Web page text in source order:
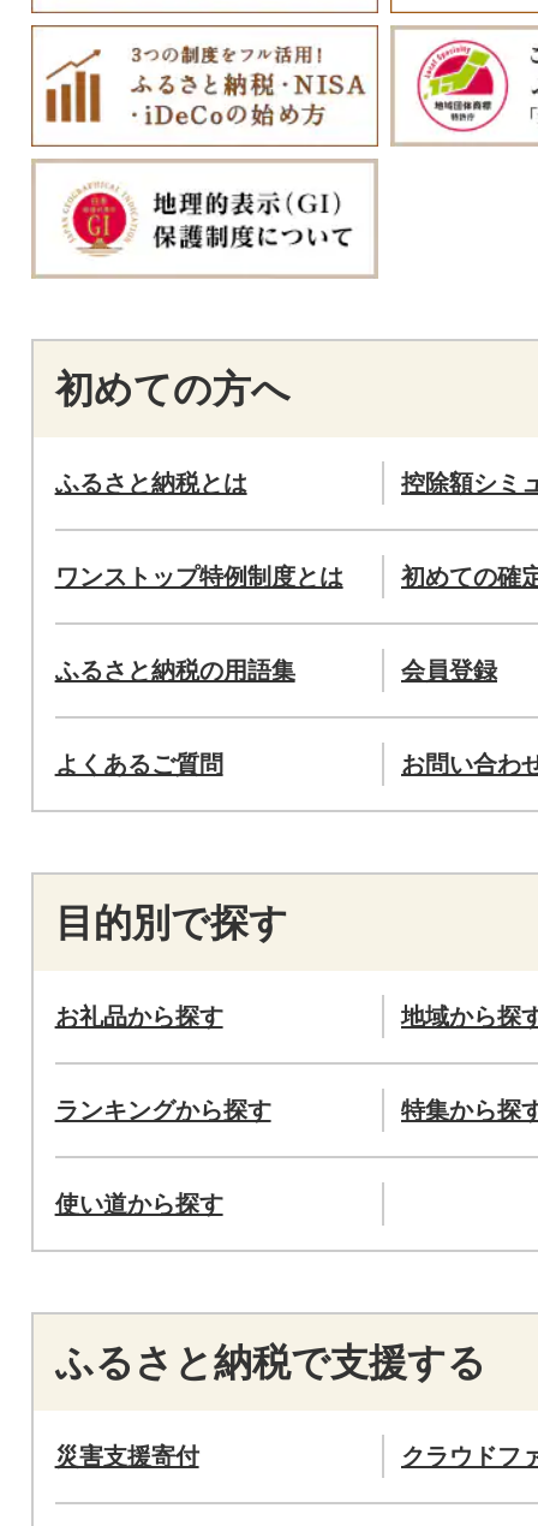
初めての方へ
ふるさと納税とは 控除額シミ
ワンストップ特例制度とは 初めての確
ふるさと納税の用語集 会員登録
よくあるご質問 お問い合わ
目的別で探す
お礼品から探す 地域から探
ランキングから探す 特集から探
使い道から探す
ふるさと納税で支援する
災害支援寄付 クラウドフ